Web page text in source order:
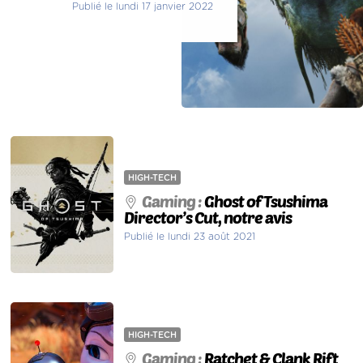
Publié le lundi 17 janvier 2022
HIGH-TECH
Gaming :Ghost of Tsushima
Director’s Cut, notre avis
Publié le lundi 23 août 2021
HIGH-TECH
Gaming :Ratchet & Clank Rift